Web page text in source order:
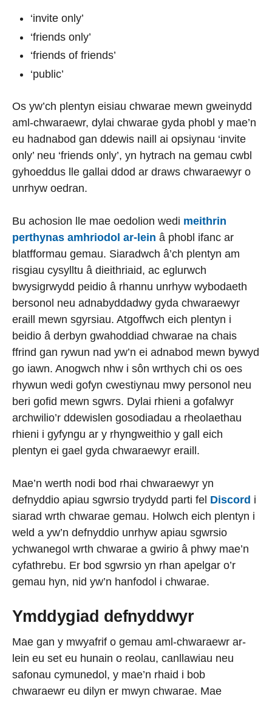
‘invite only’
‘friends only’
‘friends of friends’
‘public’
Os yw’ch plentyn eisiau chwarae mewn gweinydd
aml-chwaraewr, dylai chwarae gyda phobl y mae’n
eu hadnabod gan ddewis naill ai opsiynau ‘invite
only’ neu ‘friends only’, yn hytrach na gemau cwbl
gyhoeddus lle gallai ddod ar draws chwaraewyr o
unrhyw oedran.
Bu achosion lle mae oedolion wedi meithrin
perthynas amhriodol ar-lein â phobl ifanc ar
blatfformau gemau. Siaradwch â’ch plentyn am
risgiau cysylltu â dieithriaid, ac eglurwch
bwysigrwydd peidio â rhannu unrhyw wybodaeth
bersonol neu adnabyddadwy gyda chwaraewyr
eraill mewn sgyrsiau. Atgoffwch eich plentyn i
beidio â derbyn gwahoddiad chwarae na chais
ffrind gan rywun nad yw’n ei adnabod mewn bywyd
go iawn. Anogwch nhw i sôn wrthych chi os oes
rhywun wedi gofyn cwestiynau mwy personol neu
beri gofid mewn sgwrs. Dylai rhieni a gofalwyr
archwilio’r ddewislen gosodiadau a rheolaethau
rhieni i gyfyngu ar y rhyngweithio y gall eich
plentyn ei gael gyda chwaraewyr eraill.
Mae’n werth nodi bod rhai chwaraewyr yn
defnyddio apiau sgwrsio trydydd parti fel Discord i
siarad wrth chwarae gemau. Holwch eich plentyn i
weld a yw’n defnyddio unrhyw apiau sgwrsio
ychwanegol wrth chwarae a gwirio â phwy mae’n
cyfathrebu. Er bod sgwrsio yn rhan apelgar o’r
gemau hyn, nid yw’n hanfodol i chwarae.
Ymddygiad defnyddwyr
Mae gan y mwyafrif o gemau aml-chwaraewr ar-
lein eu set eu hunain o reolau, canllawiau neu
safonau cymunedol, y mae’n rhaid i bob
chwaraewr eu dilyn er mwyn chwarae. Mae